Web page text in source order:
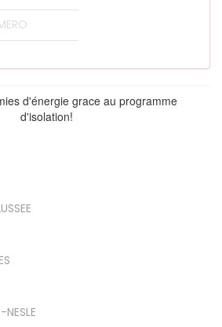
d'énergie grace au programme
d'isolation!